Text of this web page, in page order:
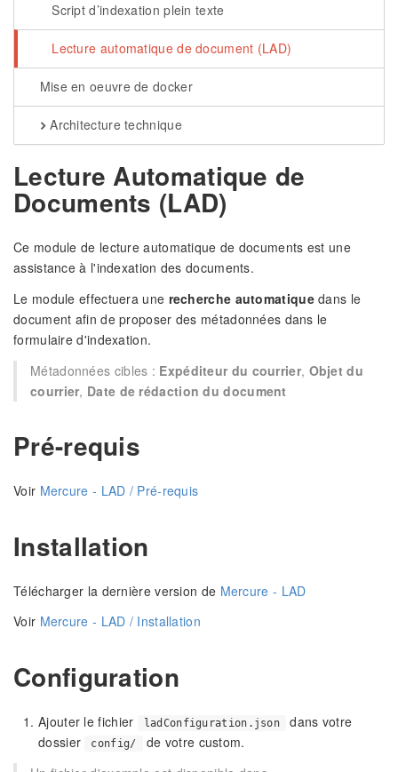
Script d’indexation plein texte
Lecture automatique de document (LAD)
Mise en oeuvre de docker
Architecture technique
Lecture Automatique de
Documents (LAD)
Ce module de lecture automatique de documents est une
assistance à l'indexation des documents.
Le module effectuera une recherche automatiquedans le
document afin de proposer des métadonnées dans le
formulaire d'indexation.
Métadonnées cibles : Expéditeur du courrier, Objet du
courrier, Date de rédaction du document
Pré-requis
Voir Mercure - LAD / Pré-requis
Installation
Télécharger la dernière version de Mercure - LAD
Voir Mercure - LAD / Installation
Configuration
Ajouter le fichier ladConfiguration.json
dans votre
dossier
config/
de votre custom.